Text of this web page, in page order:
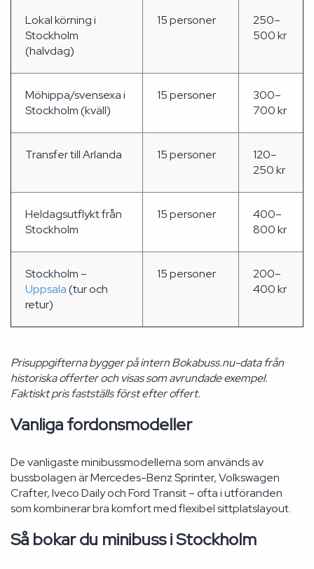
Lokal körning i
Stockholm
(halvdag)
15 personer
250–
500 kr
Möhippa/svensexa i
Stockholm (kväll)
15 personer
300–
700 kr
Transfer till Arlanda 15 personer
120–
250 kr
Heldagsutflykt från
Stockholm
15 personer
400–
800 kr
Stockholm –
Uppsala(tur och
retur)
15 personer
200–
400 kr
Prisuppgifterna bygger på intern Bokabuss.nu-data från
historiska offerter och visas som avrundade exempel.
Faktiskt pris fastställs först efter offert.
Vanliga fordonsmodeller
De vanligaste minibussmodellerna som används av
bussbolagen är Mercedes-Benz Sprinter, Volkswagen
Crafter, Iveco Daily och Ford Transit – ofta i utföranden
som kombinerar bra komfort med flexibel sittplatslayout.
Så bokar du minibuss i Stockholm